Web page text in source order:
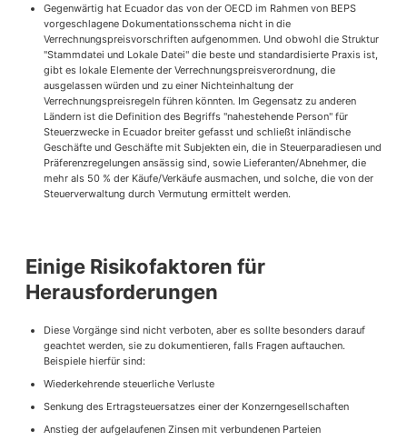
Gegenwärtig hat Ecuador das von der OECD im Rahmen von BEPS
vorgeschlagene Dokumentationsschema nicht in die
Verrechnungspreisvorschriften aufgenommen. Und obwohl die Struktur
"Stammdatei und Lokale Datei" die beste und standardisierte Praxis ist,
gibt es lokale Elemente der Verrechnungspreisverordnung, die
ausgelassen würden und zu einer Nichteinhaltung der
Verrechnungspreisregeln führen könnten. Im Gegensatz zu anderen
Ländern ist die Definition des Begriffs "nahestehende Person" für
Steuerzwecke in Ecuador breiter gefasst und schließt inländische
Geschäfte und Geschäfte mit Subjekten ein, die in Steuerparadiesen und
Präferenzregelungen ansässig sind, sowie Lieferanten/Abnehmer, die
mehr als 50 % der Käufe/Verkäufe ausmachen, und solche, die von der
Steuerverwaltung durch Vermutung ermittelt werden.
Einige Risikofaktoren für
Herausforderungen
Diese Vorgänge sind nicht verboten, aber es sollte besonders darauf
geachtet werden, sie zu dokumentieren, falls Fragen auftauchen.
Beispiele hierfür sind:
Wiederkehrende steuerliche Verluste
Senkung des Ertragsteuersatzes einer der Konzerngesellschaften
Anstieg der aufgelaufenen Zinsen mit verbundenen Parteien